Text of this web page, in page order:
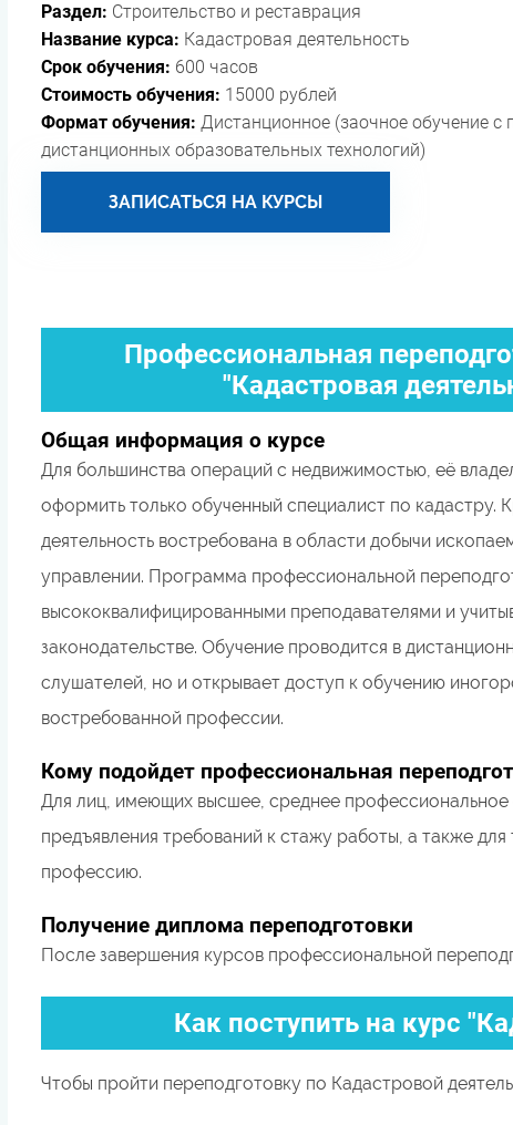
Раздел: Строительство и реставрация
Название курса: Кадастровая деятельность
Срок обучения: 600 часов
Стоимость обучения: 15000 рублей
Формат обучения: Дистанционное (заочное обучение с
дистанционных образовательных технологий)
ЗАПИСАТЬСЯ НА КУРСЫ
Профессиональная
"Кадастровая
Общая информация о курсе
Для большинства операций с недвижимостью, её
оформить только обученный специалист по
деятельность востребована в области добычи
управлении. Программа профессиональной
высококвалифицированными преподавателями и
законодательстве. Обучение проводится в
слушателей, но и открывает доступ к обучению
востребованной профессии.
Кому подойдет профессиональная
Для лиц, имеющих высшее, среднее
предъявления требований к стажу работы, а также
профессию.
Получение диплома переподготовки
После завершения курсов профессиональной
Как поступить на курс
Чтобы пройти переподготовку по Кадастровой